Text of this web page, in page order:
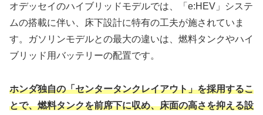
オデッセイのハイブリッドモデルでは、「e:HEV」システ
ムの搭載に伴い、床下設計に特有の工夫が施されていま
す。ガソリンモデルとの最大の違いは、燃料タンクやハイ
ブリッド用バッテリーの配置です。
ホンダ独自の「センタータンクレイアウト」を採用するこ
とで、燃料タンクを前席下に収め、床面の高さを抑える設